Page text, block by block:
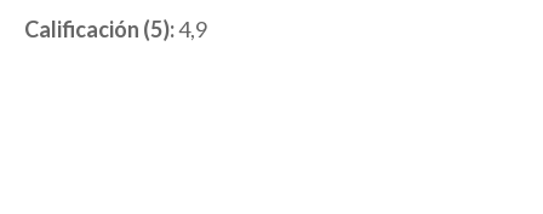
Calificación (5):4,9